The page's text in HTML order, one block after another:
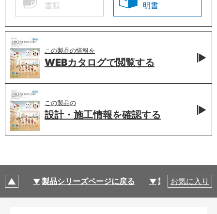
書類
明書
この製品の情報を
WEBカタログで閲覧する
この製品の
設計・施工情報を確認する
製品シリーズページに戻る 製品仕様
お気に入り